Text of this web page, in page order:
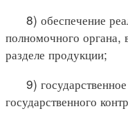
8) обеспечение
полномочного
разделе продукции;
9) государственное
государственного